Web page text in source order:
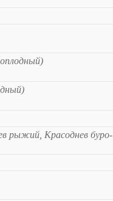
рыжий, Красоднев буро-